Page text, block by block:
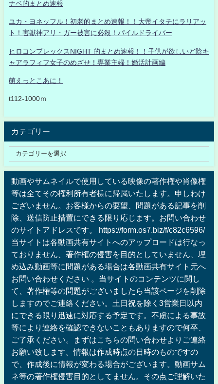
ナベ的まとめ速報
ユカ・ヨネッフル！初老的まとめ速報！！大帝イタチにラリアッ
ト！害獣神アリ・ガー被害に必殺！パイルドライバー
ヒロコンプレックスNIGHT 的まとめ速報！！子供が欲しいど陰キ
ャアラフィフ女子のめざせ！専業主婦！婚活計画編
萌えっとこあに！
t112-1000ｍ
カテゴリー
動画やサムネイルで使用している映像の著作権や肖像権
等は全てその権利所有者様に帰属いたします。申しわけ
ございません。お客様からの要望、問題がある記事を削
除、送信防止措置にできる限り応じます。お問い合わせ
のサイトアドレスです。 https://form.os7.biz/f/c82c6596/
当サイトは各動画共有サイトへのアップロードは行なっ
ておりません、著作権の侵害を目的としていません、埋
め込み動画等に問題がある場合は各動画共有サイト元へ
お問い合わせください 。当サイトのコンテンツに関し
て、著作権等の問題がございましたら当該ページを削除
しますのでご連絡ください。土日祝を除く3営業日以内
にできる限り迅速に対応する予定です。不慮による事故
等により連絡を確認できないこともありますので何卒、
ご了承ください。まずはこちらの問い合わせよりご連絡
お願い致します。情報は作成時点の日時のものですの
で、作成後に情報が変わる場合がございます。動画サム
ネ等の著作権侵害目的としてません。その点ご理解いた